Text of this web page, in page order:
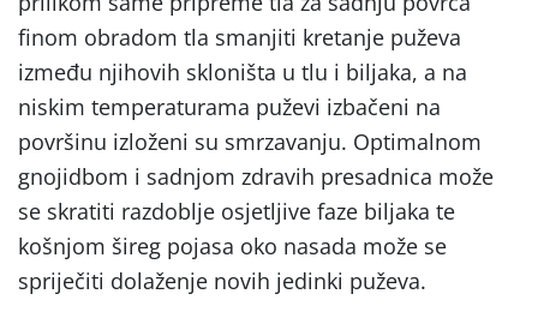
finom obradom tla smanjiti kretanje puževa
između njihovih skloništa u tlu i biljaka, a na
niskim temperaturama puževi izbačeni na
površinu izloženi su smrzavanju. Optimalnom
gnojidbom i sadnjom zdravih presadnica može
se skratiti razdoblje osjetljive faze biljaka te
košnjom šireg pojasa oko nasada može se
spriječiti dolaženje novih jedinki puževa.